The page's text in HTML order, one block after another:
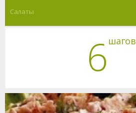
Салаты
6 шагов